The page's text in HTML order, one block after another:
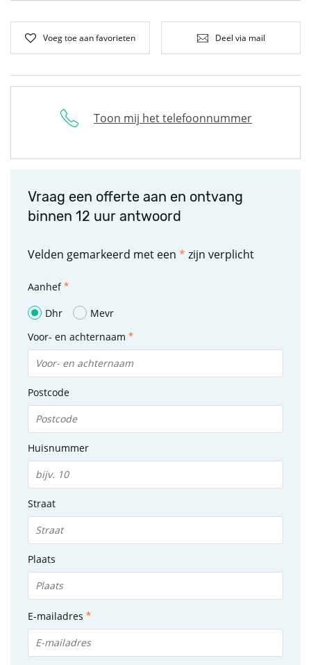
Voeg toe aan favorieten Deel via mail
Toon mij het telefoonnummer
Vraag een offerte aan en ontvang
binnen 12 uur antwoord
Velden gemarkeerd met een * zijn verplicht
Aanhef
Dhr
Mevr
Voor- en achternaam
Postcode
Huisnummer
Straat
Plaats
E-mailadres